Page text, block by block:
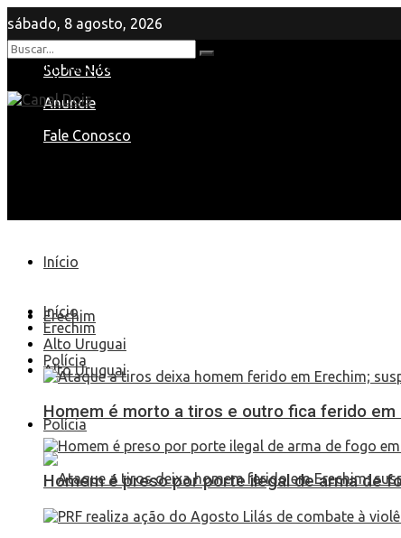
sábado, 8 agosto, 2026
Sobre Nós
Anuncie
Fale Conosco
Nenhum Resultado
View All Result
Início
Erechim
Alto Uruguai
Polícia
Início
Erechim
Alto Uruguai
Polícia
Homem é morto a tiros e outro fica ferido em
Homem é preso por porte ilegal de arma de